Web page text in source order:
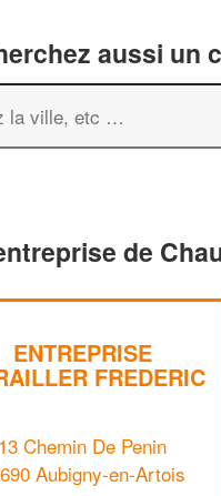
aussi un
de
ENTREPRISE
FREDERIC
13 Chemin De Penin
Aubigny-en-Artois